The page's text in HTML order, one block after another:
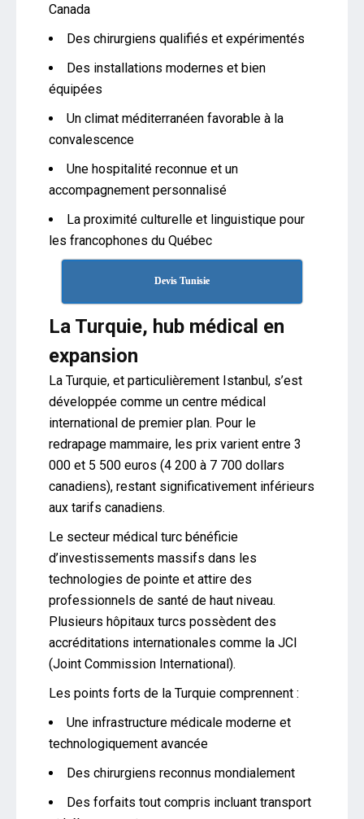
Canada
Des chirurgiens qualifiés et expérimentés
Des installations modernes et bien
équipées
Un climat méditerranéen favorable à la
convalescence
Une hospitalité reconnue et un
accompagnement personnalisé
La proximité culturelle et linguistique pour
les francophones du Québec
Devis Tunisie
La Turquie, hub médical en
expansion
La Turquie, et particulièrement Istanbul, s’est
développée comme un centre médical
international de premier plan. Pour le
redrapage mammaire, les prix varient entre 3
000 et 5 500 euros (4 200 à 7 700 dollars
canadiens), restant significativement inférieurs
aux tarifs canadiens.
Le secteur médical turc bénéficie
d’investissements massifs dans les
technologies de pointe et attire des
professionnels de santé de haut niveau.
Plusieurs hôpitaux turcs possèdent des
accréditations internationales comme la JCI
(Joint Commission International).
Les points forts de la Turquie comprennent :
Une infrastructure médicale moderne et
technologiquement avancée
Des chirurgiens reconnus mondialement
Des forfaits tout compris incluant transport